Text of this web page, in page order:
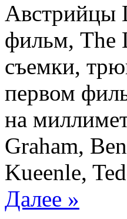
Австрийцы
фильм, The
съемки,
первом
на
Graham,
Kueenle,
Далее »